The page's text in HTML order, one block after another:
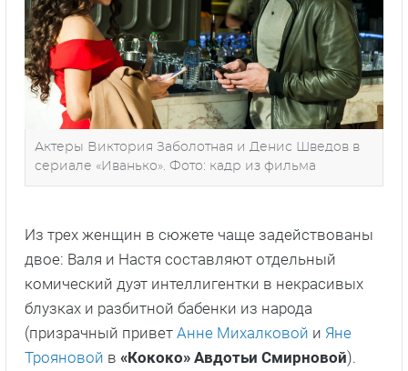
Актеры Виктория Заболотная и Денис Шведов в
сериале «Иванько». Фото: кадр из фильма
Из трех женщин в сюжете чаще задействованы
двое: Валя и Настя составляют отдельный
комический дуэт интеллигентки в некрасивых
блузках и разбитной бабенки из народа
(призрачный привет Анне Михалковой и Яне
Трояновой в «Кококо» Авдотьи Смирновой).